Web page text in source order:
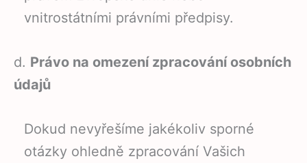
vnitrostátními právními předpisy.
d. Právo na omezení zpracování osobních
údajů
Dokud nevyřešíme jakékoliv sporné
otázky ohledně zpracování Vašich